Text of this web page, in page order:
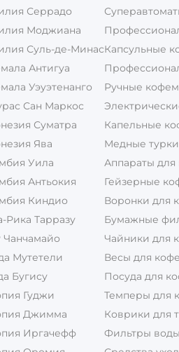
Серрадо
Моджиана
Суль-де-Минас
Антигуа
Уэуэтенанго
Сан Маркос
Суматра
Ява
Уила
Антьокия
Киндио
Рика Тарразу
Чанчамайо
Мутетели
Бугису
Гуджи
Джимма
Иргачефф
Капсульные
Ручные
Капельные
Медные турки
Аппараты для
Гейзерные
Воронки для
Бумажные
Чайники для
Весы для кофе
Посуда для
Темперы для
Коврики для
Фильтры